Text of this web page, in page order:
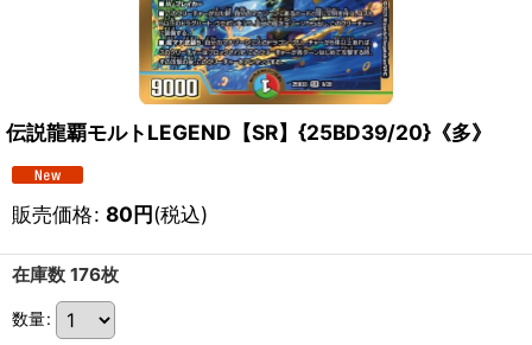
伝説龍覇モルトLEGEND【SR】{25BD39/20}《多》
販売価格: 80円(税込)
在庫数 176枚
数量: